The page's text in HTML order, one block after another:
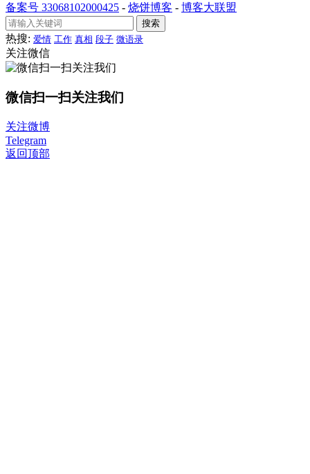
备案号 33068102000425 - 烧饼博客 - 博客大联盟
搜索
热搜: 爱情 工作 真相 段子 微语录
关注微信
微信扫一扫关注我们
关注微博
Telegram
返回顶部